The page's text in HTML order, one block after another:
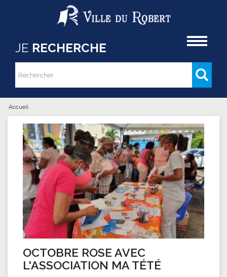
Aller au contenu principal
JE RECHERCHE
Formulaire de recherche
Rechercher
Vous êtes ici
Accueil
OCTOBRE ROSE AVEC
L'ASSOCIATION MA TÉTÉ